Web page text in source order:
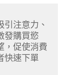
引注意力、
發購買慾
，促使消費
快速下單